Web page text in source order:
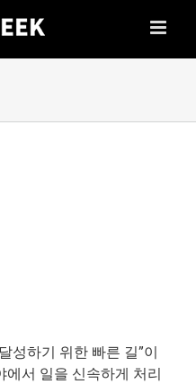
성하기 위한 빠른 길”이
에서 일을 신속하게 처리